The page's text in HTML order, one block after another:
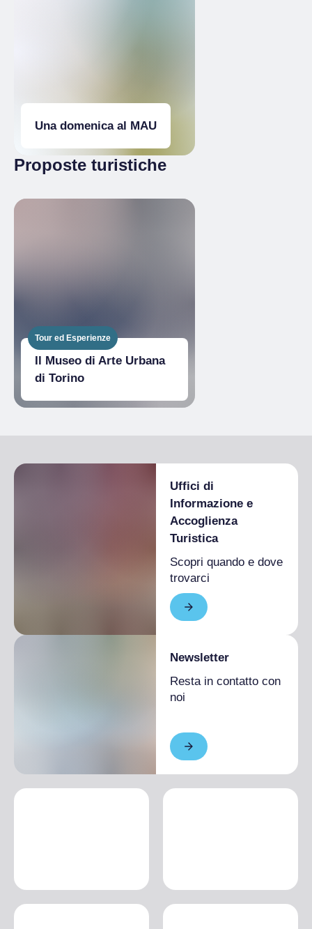
Una domenica al MAU
Proposte turistiche
Tour ed Esperienze
Il Museo di Arte Urbana
di Torino
Uffici di
Informazione e
Accoglienza
Turistica
Scopri quando e dove
trovarci
Newsletter
Resta in contatto con
noi